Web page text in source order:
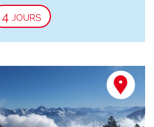
4 jours